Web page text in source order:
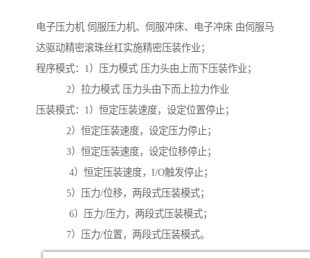
电子压力机 伺服压力机、伺服冲床、电子冲床 由伺服马
达驱动精密滚珠丝杠实施精密压装作业；
程序模式：1）压力模式 压力头由上而下压装作业；
2）拉力模式 压力头由下而上拉力作业
压装模式：1）恒定压装速度，设定位置停止；
2）恒定压装速度，设定压力停止；
3）恒定压装速度，设定位移停止；
4）恒定压装速度，I/O触发停止；
5）压力/位移，两段式压装模式；
6）压力/压力，两段式压装模式；
7）压力/位置，两段式压装模式。